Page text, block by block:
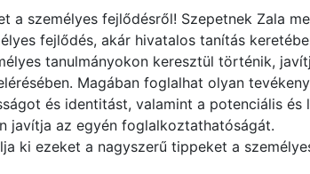
a személyes fejlődésről! Szepetnek Zala
fejlődés, akár hivatalos tanítás
tanulmányokon keresztül történik,
Magában foglalhat olyan
és identitást, valamint a potenciális
javítja az egyén foglalkoztathatóságát.
ki ezeket a nagyszerű tippeket a